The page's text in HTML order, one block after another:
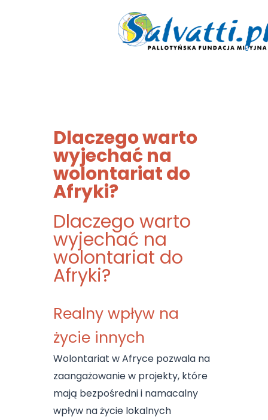
Dlaczego warto
wyjechać na
wolontariat do
Afryki?
Dlaczego warto
wyjechać na
wolontariat do
Afryki?
Realny wpływ na
życie innych
Wolontariat w Afryce pozwala na
zaangażowanie w projekty, które
mają bezpośredni i namacalny
wpływ na życie lokalnych